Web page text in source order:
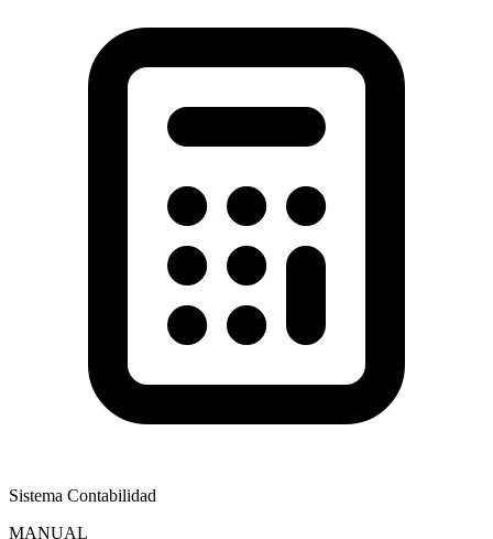
Sistema Contabilidad
MANUAL